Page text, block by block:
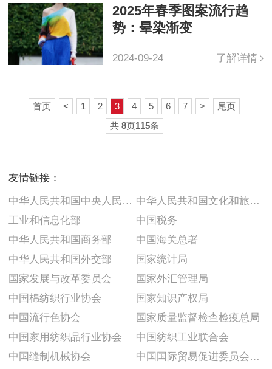
2025年春季图案流行趋
势：晕染渐变
2024-09-24 了解详情
首页 < 1 2 3 4 5 6 7 >
尾页
共 8页115条
友情链接：
中华人民共和国中央人民政府
工业和信息化部
中华人民共和国商务部
中华人民共和国外交部
国家发展与改革委员会
中华人民共和国文化和旅游部
中国税务
中国海关总署
国家统计局
国家外汇管理局
中国棉纺织行业协会
中国流行色协会
中国家用纺织品行业协会
中国缝制机械协会
国家知识产权局
国家质量监督检查检疫总局
中国纺织工业联合会
中国国际贸易促进委员会纺织行业分会